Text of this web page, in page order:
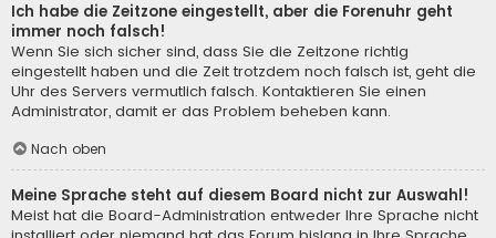
Ich habe die Zeitzone eingestellt, aber die Forenuhr geht
immer noch falsch!
Wenn Sie sich sicher sind, dass Sie die Zeitzone richtig
eingestellt haben und die Zeit trotzdem noch falsch ist, geht die
Uhr des Servers vermutlich falsch. Kontaktieren Sie einen
Administrator, damit er das Problem beheben kann.
Nach oben
Meine Sprache steht auf diesem Board nicht zur Auswahl!
Meist hat die Board-Administration entweder Ihre Sprache nicht